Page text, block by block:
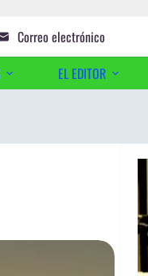
Correo electrónico
EL EDITOR
de